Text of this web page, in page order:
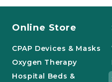
Online Store
CPAP Devices & Masks
Oxygen Therapy
Hospital Beds &